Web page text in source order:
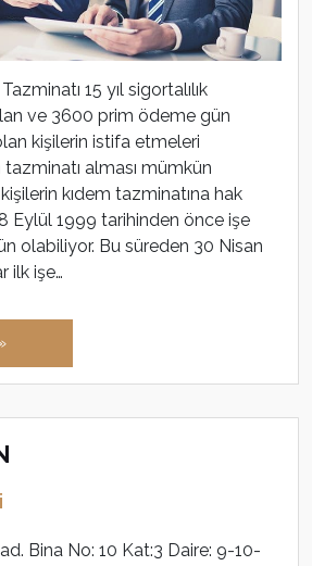
15 yıl sigortalılık
ve 3600 prim ödeme gün
kişilerin istifa etmeleri
alması mümkün
kıdem tazminatına hak
Eylül 1999 tarihinden önce işe
olabiliyor. Bu süreden 30 Nisan
ilk işe…
Bina No: 10 Kat:3 Daire: 9-10-